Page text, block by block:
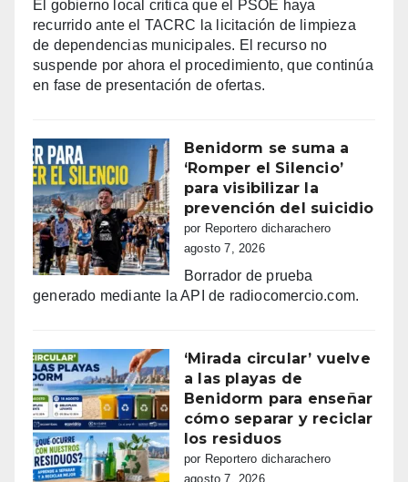
El gobierno local critica que el PSOE haya
recurrido ante el TACRC la licitación de limpieza
de dependencias municipales. El recurso no
suspende por ahora el procedimiento, que continúa
en fase de presentación de ofertas.
Benidorm se suma a
‘Romper el Silencio’
para visibilizar la
prevención del suicidio
por Reportero dicharachero
agosto 7, 2026
Borrador de prueba
generado mediante la API de radiocomercio.com.
‘Mirada circular’ vuelve
a las playas de
Benidorm para enseñar
cómo separar y reciclar
los residuos
por Reportero dicharachero
agosto 7, 2026